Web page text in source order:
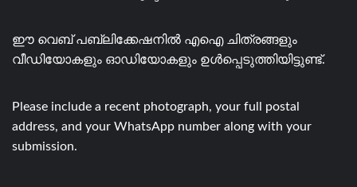
ഈ വെബ് പബ്ലിക്കേഷനിൽ എഐ ചിത്രങ്ങളും
വീഡിയോകളും ഓഡിയോകളും ഉൾപ്പെടുത്തിയിട്ടുണ്ട്.
Please include a recent photograph, your full postal
address, and your WhatsApp number along with your
submission.